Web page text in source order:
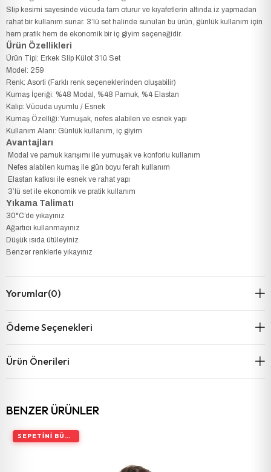
Slip kesimi sayesinde vücuda tam oturur ve kıyafetlerin altında iz yapmadan
rahat bir kullanım sunar. 3’lü set halinde sunulan bu ürün, günlük kullanım için
hem pratik hem de ekonomik bir iç giyim seçeneğidir.
Ürün Özellikleri
Ürün Tipi: Erkek Slip Külot 3’lü Set
Model: 259
Renk: Asorti (Farklı renk seçeneklerinden oluşabilir)
Kumaş İçeriği: %48 Modal, %48 Pamuk, %4 Elastan
Kalıp: Vücuda uyumlu / Esnek
Kumaş Özelliği: Yumuşak, nefes alabilen ve esnek yapı
Kullanım Alanı: Günlük kullanım, iç giyim
Avantajları
Modal ve pamuk karışımı ile yumuşak ve konforlu kullanım
Nefes alabilen kumaş ile gün boyu ferah kullanım
Elastan katkısı ile esnek ve rahat yapı
3’lü set ile ekonomik ve pratik kullanım
Yıkama Talimatı
30°C’de yıkayınız
Ağartıcı kullanmayınız
Düşük ısıda ütüleyiniz
Benzer renklerle yıkayınız
Yorumlar(0)
Ödeme Seçenekleri
Ürün Önerileri
BENZER ÜRÜNLER
SEPETINI BÜYÜT, İNDIRIMI ARTIR